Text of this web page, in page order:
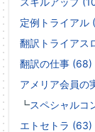
定例トライアル
翻訳トライアス
翻訳の仕事 (68)
アメリア会員の
┗スペシャルコ
エトセトラ (63)